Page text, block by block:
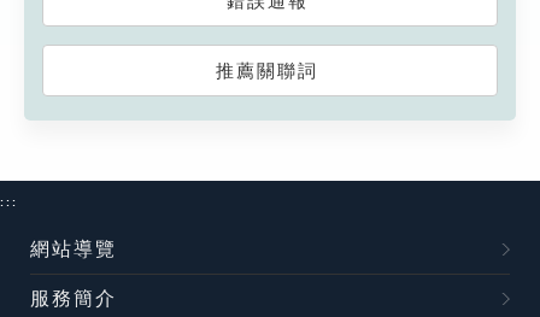
推薦關聯詞
:::
網站導覽
服務簡介